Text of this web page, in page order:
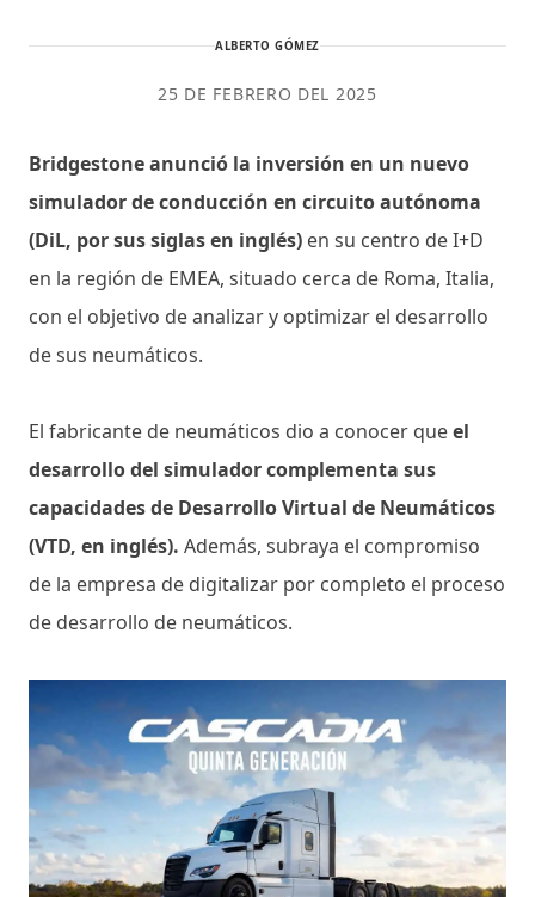
ALBERTO GÓMEZ
25 DE FEBRERO DEL 2025
Bridgestone anunció la inversión en un nuevo
simulador de conducción en circuito autónoma
(DiL, por sus siglas en inglés) en su centro de I+D
en la región de EMEA, situado cerca de Roma, Italia,
con el objetivo de analizar y optimizar el desarrollo
de sus neumáticos.
El fabricante de neumáticos dio a conocer queel
desarrollo del simulador complementa sus
capacidades de Desarrollo Virtual de Neumáticos
(VTD, en inglés). Además, subraya el compromiso
de la empresa de digitalizar por completo el proceso
de desarrollo de neumáticos.